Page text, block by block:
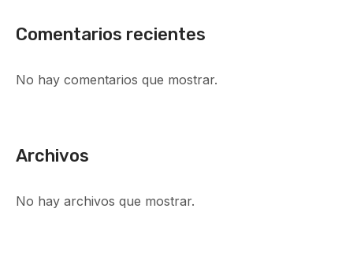
Comentarios recientes
No hay comentarios que mostrar.
Archivos
No hay archivos que mostrar.